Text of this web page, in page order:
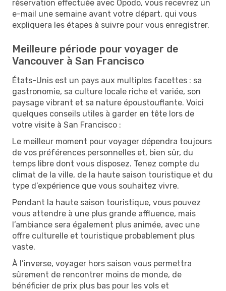
réservation effectuée avec Opodo, vous recevrez un
e-mail une semaine avant votre départ, qui vous
expliquera les étapes à suivre pour vous enregistrer.
Meilleure période pour voyager de
Vancouver à San Francisco
États-Unis est un pays aux multiples facettes : sa
gastronomie, sa culture locale riche et variée, son
paysage vibrant et sa nature époustouflante. Voici
quelques conseils utiles à garder en tête lors de
votre visite à San Francisco :
Le meilleur moment pour voyager dépendra toujours
de vos préférences personnelles et, bien sûr, du
temps libre dont vous disposez. Tenez compte du
climat de la ville, de la haute saison touristique et du
type d’expérience que vous souhaitez vivre.
Pendant la haute saison touristique, vous pouvez
vous attendre à une plus grande affluence, mais
l’ambiance sera également plus animée, avec une
offre culturelle et touristique probablement plus
vaste.
À l’inverse, voyager hors saison vous permettra
sûrement de rencontrer moins de monde, de
bénéficier de prix plus bas pour les vols et